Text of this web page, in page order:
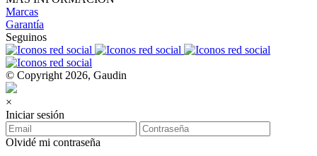
Marcas
Garantía
Seguinos
© Copyright 2026, Gaudin
×
Iniciar sesión
Olvidé mi contraseña